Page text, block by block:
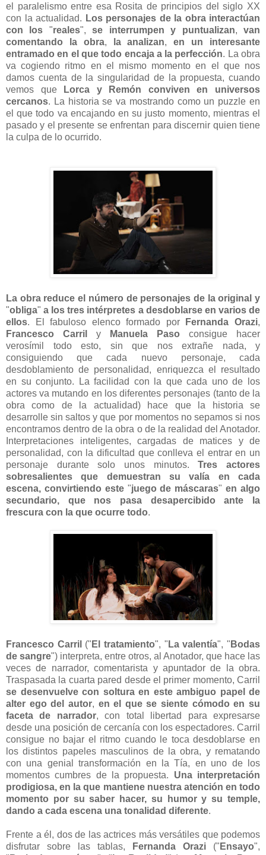
el paralelismo entre esa Rosita de principios del siglo XX
con la actualidad. Los personajes de la obra interactúan
con los "reales", se interrumpen y puntualizan, van
comentando la obra, la analizan,en un interesante
entramado en el que todo encaja a la perfección. La obra
va cogiendo ritmo en el mismo momento en el que nos
damos cuenta de la singularidad de la propuesta, cuando
vemos que
Lorca y Remón conviven en universos
cercanos. La historia se va mostrando como un puzzle en
el que todo va encajando en su justo momento, mientras el
pasado y el presente se enfrentan para discernir quien tiene
la culpa de lo ocurrido.
La obra reduce el número de personajes de la original y
"obliga" a los tres intérpretes a desdoblarse en varios de
ellos. El fabuloso elenco formado por Fernanda Orazi,
Francesco Carril
y Manuela Paso consigue hacer
verosímil todo esto, sin que nos extrañe nada, y
consiguiendo que cada nuevo personaje, cada
desdoblamiento de personalidad, enriquezca el resultado
en su conjunto. La facilidad con la que cada uno de los
actores va mutando en los diferentes personajes (tanto de la
obra como de la actualidad) hace que la historia se
desarrolle sin saltos y que por momentos no sepamos si nos
encontramos dentro de la obra o de la realidad del Anotador.
Interpretaciones inteligentes, cargadas de matices y de
personalidad, con la dificultad que conlleva el entrar en un
personaje durante solo unos minutos.Tres actores
sobresalientes que demuestran su valía en cada
escena, convirtiendo este "juego de máscaras" en algo
secundario, que nos pasa desapercibido ante la
frescura con la que ocurre todo.
Francesco Carril (" El tratamiento", " La valentía", " Bodas
de sangre") interpreta, entre otros, al Anotador, que hace las
veces de narrador, comentarista y apuntador de la obra.
Traspasada la cuarta pared desde el primer momento, Carril
se desenvuelve con soltura en este ambiguo papel de
alter ego del autor, en el que se siente cómodo en su
faceta de narrador, con total libertad para expresarse
desde una posición de cercanía con los espectadores. Carril
consigue no bajar el ritmo cuando le toca desdoblarse en
los distintos papeles masculinos de la obra, y rematando
con una genial transformación en la Tía, en uno de los
momentos cumbres de la propuesta. Una interpretación
prodigiosa, en la que mantiene nuestra atención en todo
momento por su saber hacer, su humor y su temple,
dando a cada escena una tonalidad diferente.
Frente a él, dos de las actrices más versátiles que podemos
disfrutar sobre las tablas,
Fernanda Orazi (" Ensayo",